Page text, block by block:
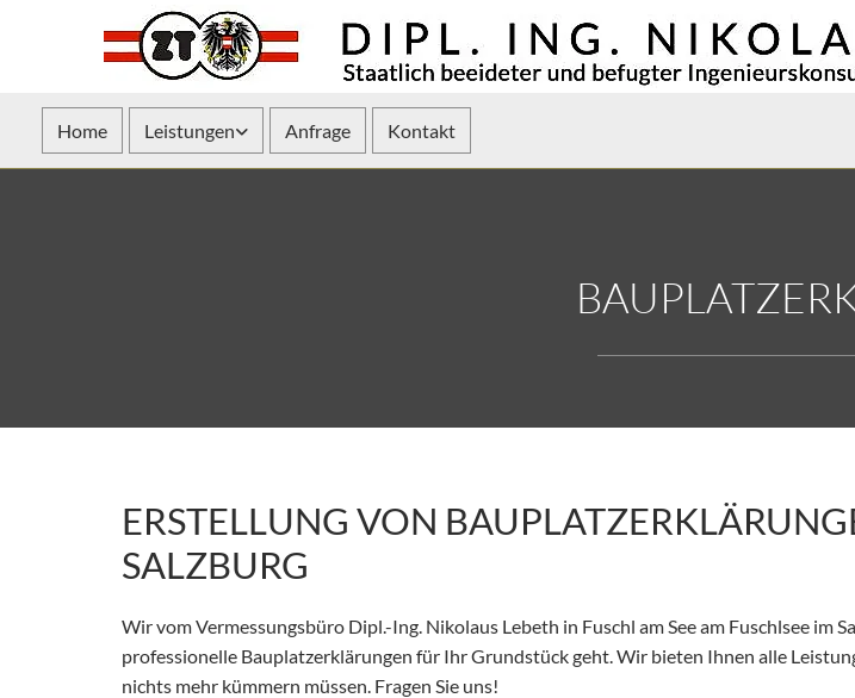
Home Leistungen Anfrage Kontakt
ERSTELLUNG VON
SALZBURG
Wir vom Vermessungsbüro Dipl.-Ing. Nikolaus Lebeth in Fuschl am See am Fuschlsee
professionelle Bauplatzerklärungen für Ihr Grundstück geht. Wir bieten Ihnen alle
nichts mehr kümmern müssen. Fragen Sie uns!